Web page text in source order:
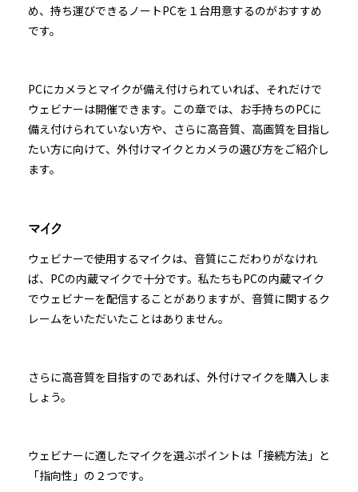
め、持ち運びできるノートPCを１台用意するのがおすすめ
です。
PCにカメラとマイクが備え付けられていれば、それだけで
ウェビナーは開催できます。この章では、お手持ちのPCに
備え付けられていない方や、さらに高音質、高画質を目指し
たい方に向けて、外付けマイクとカメラの選び方をご紹介し
ます。
マイク
ウェビナーで使用するマイクは、音質にこだわりがなけれ
ば、PCの内蔵マイクで十分です。私たちもPCの内蔵マイク
でウェビナーを配信することがありますが、音質に関するク
レームをいただいたことはありません。
さらに高音質を目指すのであれば、外付けマイクを購入しま
しょう。
ウェビナーに適したマイクを選ぶポイントは「接続方法」と
「指向性」の２つです。